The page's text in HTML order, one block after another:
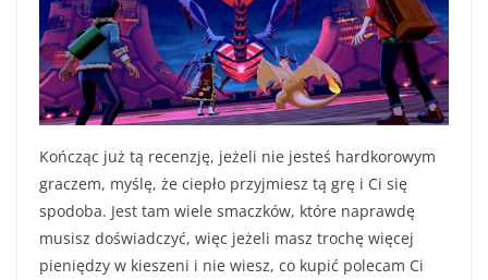
Kończąc już tą recenzję, jeżeli nie jesteś hardkorowym
graczem, myślę, że ciepło przyjmiesz tą grę i Ci się
spodoba. Jest tam wiele smaczków, które naprawdę
musisz doświadczyć, więc jeżeli masz trochę więcej
pieniędzy w kieszeni i nie wiesz, co kupić polecam Ci